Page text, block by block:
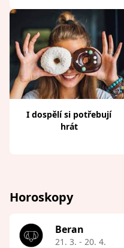
I dospělí si potřebují
hrát
Horoskopy
Beran
21. 3. - 20. 4.